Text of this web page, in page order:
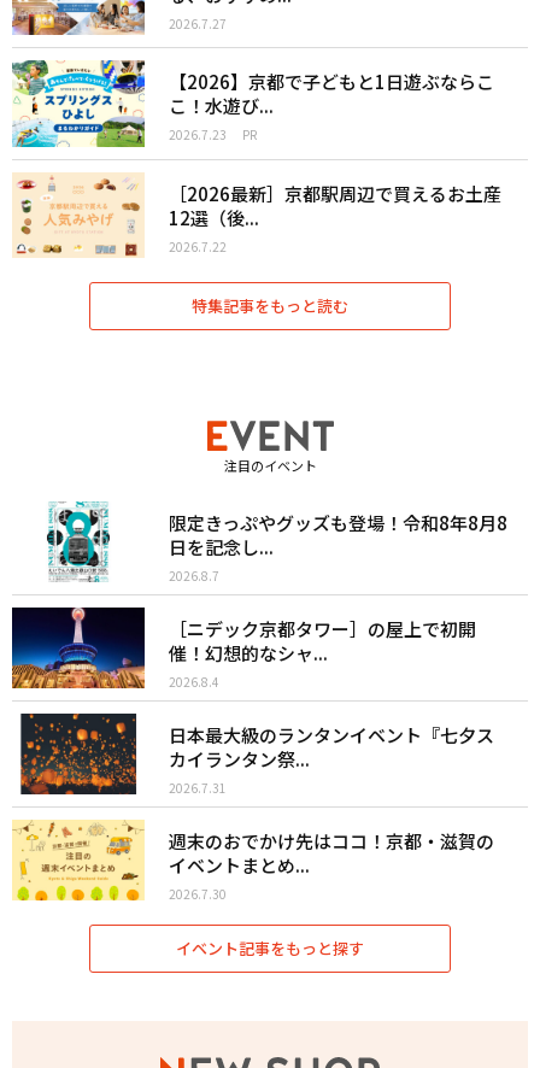
2026.7.27
【2026】京都で子どもと1日遊ぶならこ
こ！水遊び...
2026.7.23 PR
［2026最新］京都駅周辺で買えるお土産
12選（後...
2026.7.22
特集記事をもっと読む
注目のイベント
限定きっぷやグッズも登場！令和8年8月8
日を記念し...
2026.8.7
［ニデック京都タワー］の屋上で初開
催！幻想的なシャ...
2026.8.4
日本最大級のランタンイベント『七夕ス
カイランタン祭...
2026.7.31
週末のおでかけ先はココ！京都・滋賀の
イベントまとめ...
2026.7.30
イベント記事をもっと探す